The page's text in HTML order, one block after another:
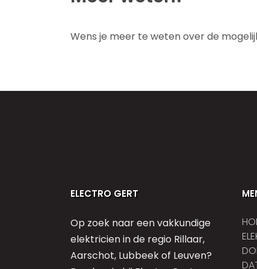
Wens je meer te weten over de
ELECTRO GERT
Op zoek naar een vakkundige
elektricien in de regio Rillaar,
Aarschot, Lubbeek of Leuven?